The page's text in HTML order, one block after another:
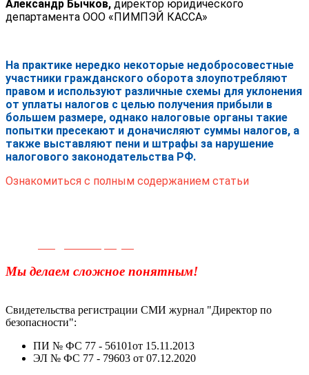
Александр Бычков, директор юридического
департамента ООО «ПИМПЭЙ КАССА»
На практике нередко некоторые недобросовестные
участники гражданского оборота злоупотребляют
правом и используют различные схемы для уклонения
от уплаты налогов с целью получения прибыли в
большем размере, однако налоговые органы такие
попытки пресекают и доначисляют суммы налогов, а
также выставляют пени и штрафы за нарушение
налогового законодательства РФ.
Ознакомиться с полным содержанием статьи
Мы делаем сложное понятным!
Свидетельства регистрации СМИ журнал "Директор по
безопасности":
ПИ № ФС 77 - 56101от 15.11.2013
ЭЛ № ФС 77 - 79603 от 07.12.2020